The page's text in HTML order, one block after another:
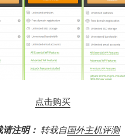
点击购买
注明： 转载自国外主机评测